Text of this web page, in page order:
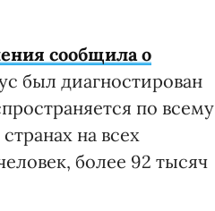
сообщила о
был диагностирован
по всему
на всех
более 92 тысяч